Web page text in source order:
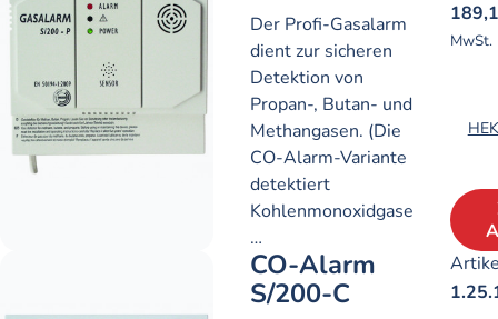
Der Profi-Gasalarm
dient zur sicheren
Detektion von
Propan-, Butan- und
Methangasen. (Die
CO-Alarm-Variante
detektiert
Kohlenmonoxidgase
…
MwSt.
CO-Alarm
S/200-C